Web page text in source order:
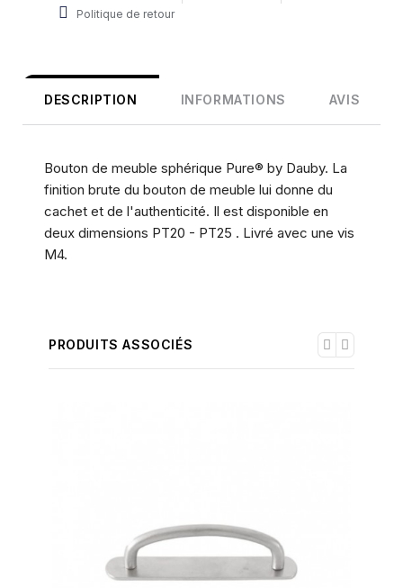
Politique de retour
DESCRIPTION INFORMATIONS AVIS
Bouton de meuble sphérique Pure® by Dauby. La
finition brute du bouton de meuble lui donne du
cachet et de l'authenticité. Il est disponible en
deux dimensions PT20 - PT25 . Livré avec une vis
M4.
PRODUITS ASSOCIÉS